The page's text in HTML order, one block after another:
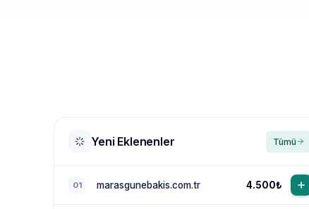
Yeni Eklenenler Tümü
01 marasgunebakis.com.tr 4.500₺